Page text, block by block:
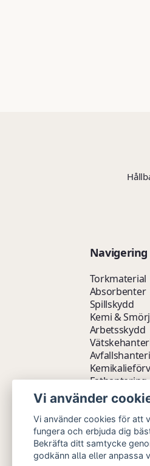
Navigering
Torkmaterial
Absorbenter
Spillskydd
Kemi &
Arbetsskydd
Fathantering
Emballage &
Lager &
Hygien- &
Outlet
Vi använder
Vi använder cookies för att
fungera och erbjuda dig
Bekräfta ditt samtycke
godkänn alla eller anpassa